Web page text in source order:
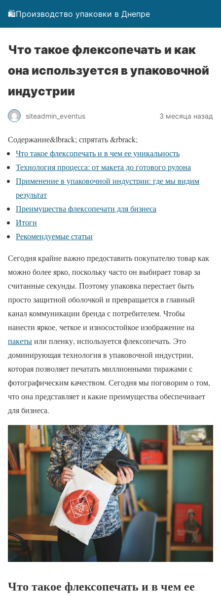
🛍️Производство упаковки в Днепре
Что такое флексопечать и как
она используется в упаковочной
индустрии
siteadmin_eventus 3 месяца назад
Содержание&lbrack; спрятать &rbrack;
Что такое флексопечать и в чем ее уникальность
Технология процесса: от макета до готового рулона
Применение в упаковочной индустрии: где мы видим
результат
Преимущества флексопечати для бизнеса
Итоги
Рекомендуемые статьи
Сегодня крайне важно предоставить покупателю товар как
можно более ярко, поскольку часто он выбирает товар за
считанные секунды. Поэтому упаковка перестает быть
просто защитной оболочкой и превращается в главный
канал коммуникации бренда с потребителем. Чтобы
нанести яркое, четкое и износостойкое изображение на
пакетыили пленку, используется флексопечать. Это
доминирующая технология в упаковочной индустрии,
которая позволяет печатать миллионными тиражами с
фотографическим качеством. Сегодня мы поговорим о том,
что она представляет и какие преимущества обеспечивает
для бизнеса.
Что такое флексопечать и в чем ее